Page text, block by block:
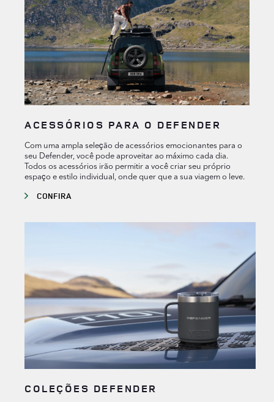
ACESSÓRIOS PARA O DEFENDER
Com uma ampla seleção de acessórios emocionantes para o
seu Defender, você pode aproveitar ao máximo cada dia.
Todos os acessórios irão permitir a você criar seu próprio
espaço e estilo individual, onde quer que a sua viagem o leve.
CONFIRA
COLEÇÕES DEFENDER